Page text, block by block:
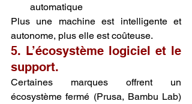
automatique
Plus une machine est intelligente et
autonome, plus elle est coûteuse.
5. L’écosystème logiciel et le
support.
Certaines marques offrent un
écosystème fermé (Prusa, Bambu Lab)